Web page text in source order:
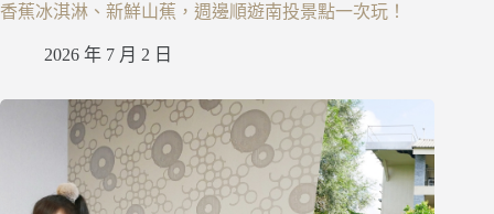
香蕉冰淇淋、新鮮山蕉，週邊順遊南投景點一次玩！
2026 年 7 月 2 日